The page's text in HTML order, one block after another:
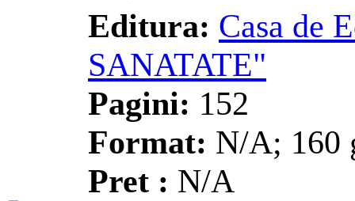
Editura: Casa de
SANATATE"
Pagini: 152
Format: N/A; 160
Pret : N/A